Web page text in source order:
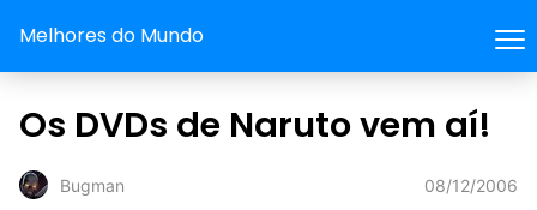
Melhores do Mundo
Os DVDs de Naruto vem aí!
Bugman 08/12/2006